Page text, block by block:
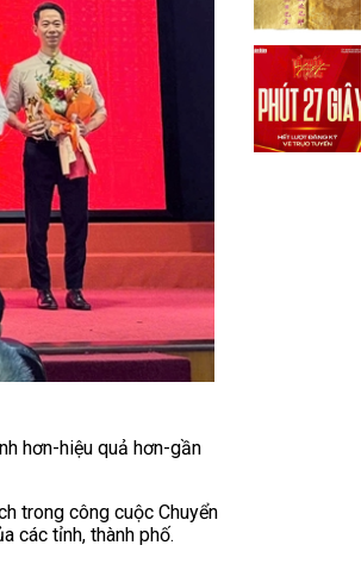
hơn-hiệu quả hơn-gần
trong công cuộc Chuyển
các tỉnh, thành phố.